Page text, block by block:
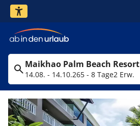
Maikhao Palm Beach Resort
14.08. - 14.10.265 - 8 Tage2 Erw.